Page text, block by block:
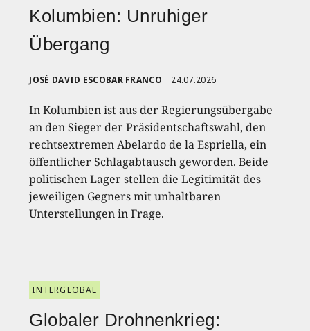
Kolumbien: Unruhiger
Übergang
JOSÉ DAVID ESCOBAR FRANCO 24.07.2026
In Kolumbien ist aus der Regierungsübergabe
an den Sieger der Präsidentschaftswahl, den
rechtsextremen Abelardo de la Espriella, ein
öffentlicher Schlagabtausch geworden. Beide
politischen Lager stellen die Legitimität des
jeweiligen Gegners mit unhaltbaren
Unterstellungen in Frage.
INTERGLOBAL
Globaler Drohnenkrieg: